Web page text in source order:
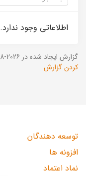
اطلاعاتی وجود ندارد.
گزارش ایجاد شده در 2026-08-08 ساعت 05:57:31 (UTC +03:30).
کردن گزارش
توسعه دهندگان
افزونه ها
نماد اعتماد